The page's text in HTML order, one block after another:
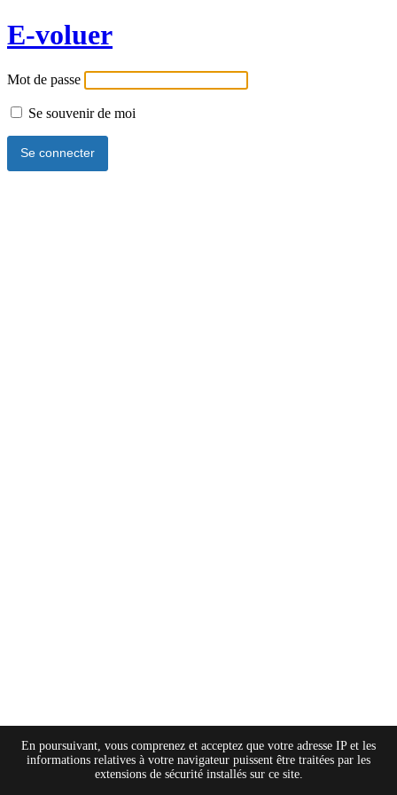
E-voluer
Mot de passe
Se souvenir de moi
En poursuivant, vous comprenez et acceptez que votre adresse IP et les
informations relatives à votre navigateur puissent être traitées par les
extensions de sécurité installés sur ce site.